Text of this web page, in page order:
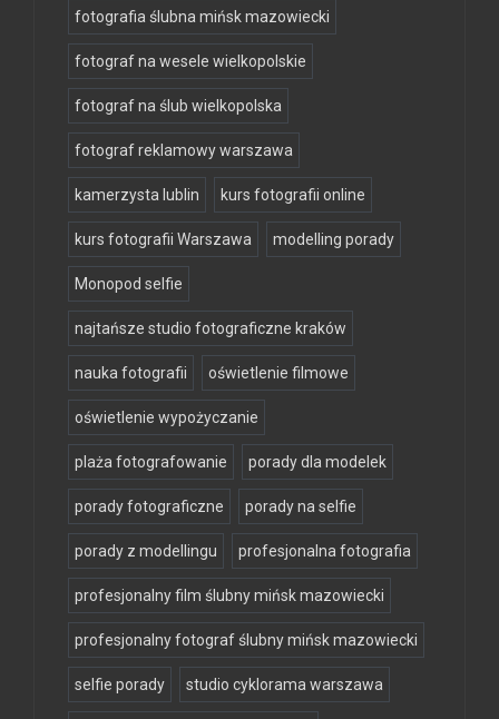
fotografia ślubna mińsk mazowiecki
fotograf na wesele wielkopolskie
fotograf na ślub wielkopolska
fotograf reklamowy warszawa
kamerzysta lublin kurs fotografii online
kurs fotografii Warszawa modelling porady
Monopod selfie
najtańsze studio fotograficzne kraków
nauka fotografii oświetlenie filmowe
oświetlenie wypożyczanie
plaża fotografowanie porady dla modelek
porady fotograficzne porady na selfie
porady z modellingu profesjonalna fotografia
profesjonalny film ślubny mińsk mazowiecki
profesjonalny fotograf ślubny mińsk mazowiecki
selfie porady studio cyklorama warszawa